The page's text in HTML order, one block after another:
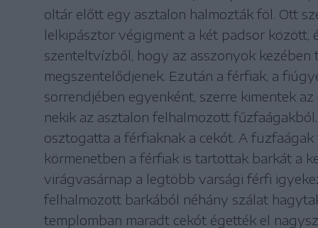
oltár előtt egy asztalon halmozták föl. Ott
lelkipásztor végigment a két padsor között,
szenteltvízből, hogy az asszonyok
megszentelődjenek. Ezután a férfiak, a
sorrendjében egyenként, szerre kimentek
nekik az asztalon felhalmozott
osztogatta a férfiaknak a cekót. A
körmenetben a férfiak is tartottak barkát a
virágvasárnap a legtöbb varsági férfi
felhalmozott barkából néhány szálat
templomban maradt cekót égették el